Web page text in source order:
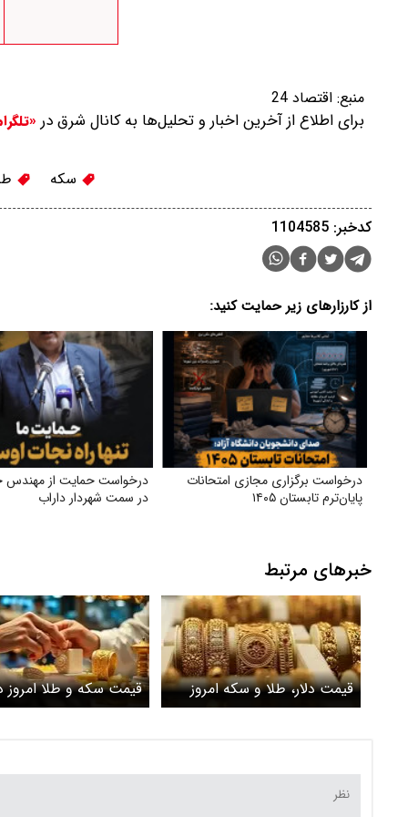
منبع: اقتصاد 24
برای اطلاع از آخرین اخبار و تحلیل‌ها به کانال شرق در
سکه
کدخبر: 1104585
از کارزارهای زیر حمایت کنید:
درخواست برگزاری مجازی امتحانات
پایان‌ترم تابستان ۱۴۰۵
درخواست حمایت از مهندس
در سمت شهردار داراب
خبرهای مرتبط
قیمت دلار، طلا و سکه امروز
دوشنبه ۲۸ اردیبهشت ۱۴۰۵ /
قیمت سکه و طلا
۲۸ اردیبهشت